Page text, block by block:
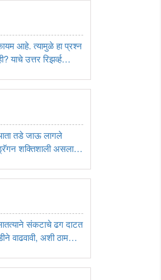
आहे. त्यामुळे हा प्रश्न
याचे उत्तर रिझर्व्ह
आता तडे जाऊ लागले
शक्तिशाली असला;
संकटाचे ढग दाटत
वाढवावी, अशी ठाम